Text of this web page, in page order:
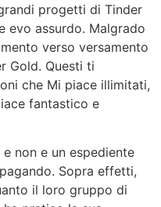
progetti di Tinder
evo assurdo. Malgrado
verso versamento
Gold. Questi ti
che Mi piace illimitati,
fantastico e
non e un espediente
Sopra effetti,
il loro gruppo di